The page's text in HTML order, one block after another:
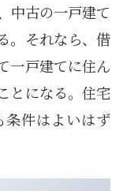
中古の一戸建て
。それなら、借
一戸建てに住ん
とになる。住宅
条件はよいはず